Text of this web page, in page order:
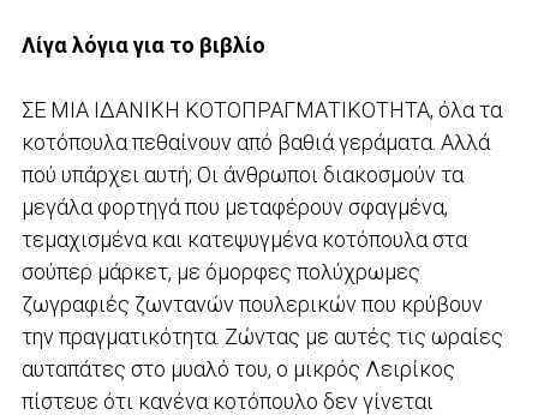
Λίγα λόγια για το βιβλίο
ΣΕ ΜΙΑ ΙΔΑΝΙΚΗ ΚΟΤΟΠΡΑΓΜΑΤΙΚΟΤΗΤΑ, όλα τα
κοτόπουλα πεθαίνουν από βαθιά γεράματα. Αλλά
πού υπάρχει αυτή; Οι άνθρωποι διακοσμούν τα
μεγάλα φορτηγά που μεταφέρουν σφαγμένα,
τεμαχισμένα και κατεψυγμένα κοτόπουλα στα
σούπερ μάρκετ, με όμορφες πολύχρωμες
ζωγραφιές ζωντανών πουλερικών που κρύβουν
την πραγματικότητα. Ζώντας με αυτές τις ωραίες
αυταπάτες στο μυαλό του, ο μικρός Λειρίκος
πίστευε ότι κανένα κοτόπουλο δεν γίνεται